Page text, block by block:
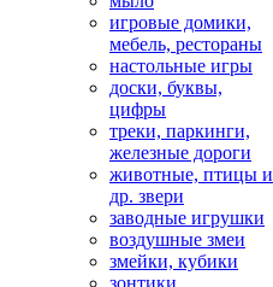
игровые домики,
мебель, рестораны
настольные игры
доски, буквы,
цифры
треки, паркинги,
железные дороги
животные, птицы и
др. звери
заводные игрушки
воздушные змеи
змейки, кубики
зонтики